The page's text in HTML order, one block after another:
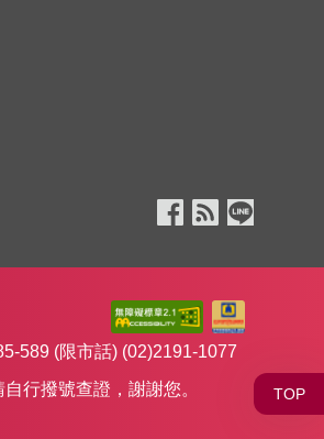
TOP
589 (限市話) (02)2191-1077
行撥號查證，謝謝您。